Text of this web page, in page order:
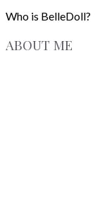
Who is BelleDoll?
ABOUT ME